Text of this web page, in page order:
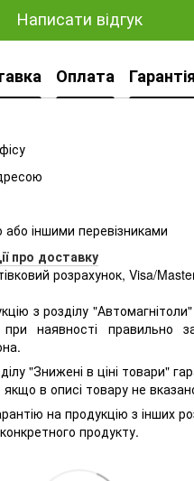
Написати відгук
Оплата Гарантія
іншими перевізниками
про доставку
розрахунок, Visa/
з розділу
наявності правильно
"Знижені в ціні товари"
в описі товару не
на продукцію з інших
продукту.